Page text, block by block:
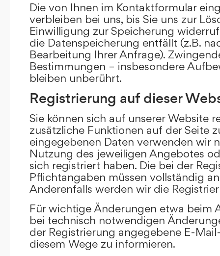
Die von Ihnen im Kontaktformular
verbleiben bei uns, bis Sie uns zur
Einwilligung zur Speicherung
die Datenspeicherung entfällt (z.B.
Bearbeitung Ihrer Anfrage).
Bestimmungen – insbesondere
bleiben unberührt.
Registrierung auf dieser
Sie können sich auf unserer Website
zusätzliche Funktionen auf der Seite
eingegebenen Daten verwenden wir
Nutzung des jeweiligen Angebotes
sich registriert haben. Die bei der
Pflichtangaben müssen vollständig
Anderenfalls werden wir die
Für wichtige Änderungen etwa beim
bei technisch notwendigen
der Registrierung angegebene E-
diesem Wege zu informieren.